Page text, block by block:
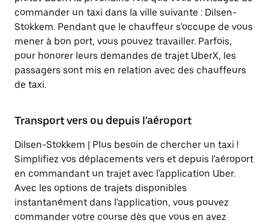
commander un taxi dans la ville suivante : Dilsen-
Stokkem. Pendant que le chauffeur s'occupe de vous
mener à bon port, vous pouvez travailler. Parfois,
pour honorer leurs demandes de trajet UberX, les
passagers sont mis en relation avec des chauffeurs
de taxi.
Transport vers ou depuis l'aéroport
Dilsen-Stokkem | Plus besoin de chercher un taxi !
Simplifiez vos déplacements vers et depuis l'aéroport
en commandant un trajet avec l'application Uber.
Avec les options de trajets disponibles
instantanément dans l'application, vous pouvez
commander votre course dès que vous en avez